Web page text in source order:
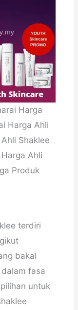
Harga
Harga Ahli
Shaklee
Ahli
Produk
terdiri
bakal
fasa
untuk